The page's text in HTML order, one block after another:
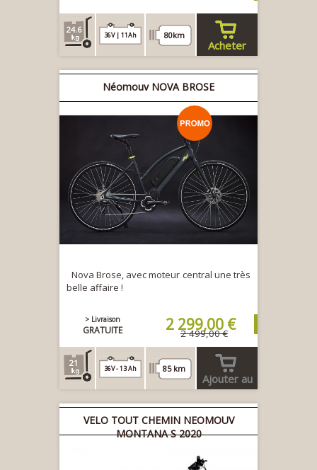
24.6
36V | 11Ah 80km
Acheter
Néomouv NOVA BROSE
Nova Brose, avec moteur central une très
belle affaire !
> Livraison
GRATUITE 2 299,00 €
2 499,00 €
21
36V - 13 Ah 85 km
Ajouter au
panier
VELO TOUT CHEMIN NEOMOUV
MONTANA S 2020